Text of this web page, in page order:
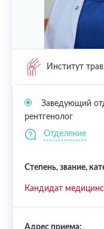
Институт
Заведующий
рентгенолог
Отделение
Степень, звание,
Кандидат
Адрес приема: